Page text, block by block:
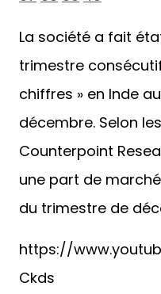
La société a fait
trimestre
chiffres » en Inde
décembre. Selon
Counterpoint
une part de
du trimestre de
https://
Ckds